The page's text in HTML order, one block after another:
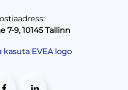
7-9, 10145 Tallinn
kasuta EVEA logo